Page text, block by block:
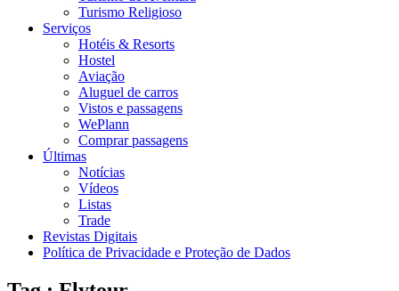
Turismo Religioso
Serviços
Hotéis & Resorts
Hostel
Aviação
Aluguel de carros
Vistos e passagens
WePlann
Comprar passagens
Últimas
Notícias
Vídeos
Listas
Trade
Revistas Digitais
Política de Privacidade e Proteção de Dados